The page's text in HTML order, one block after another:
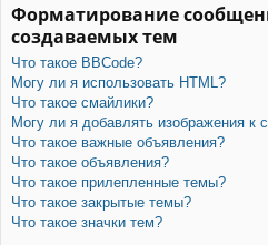
Форматирование
создаваемых тем
Что такое BBCode?
Могу ли я использовать HTML?
Что такое смайлики?
Могу ли я добавлять изображения к
Что такое важные объявления?
Что такое объявления?
Что такое прилепленные темы?
Что такое закрытые темы?
Что такое значки тем?